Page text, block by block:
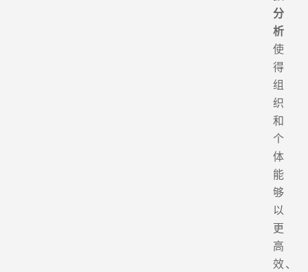
分
析
使
得
组
织
和
个
体
能
够
以
更
高
效、